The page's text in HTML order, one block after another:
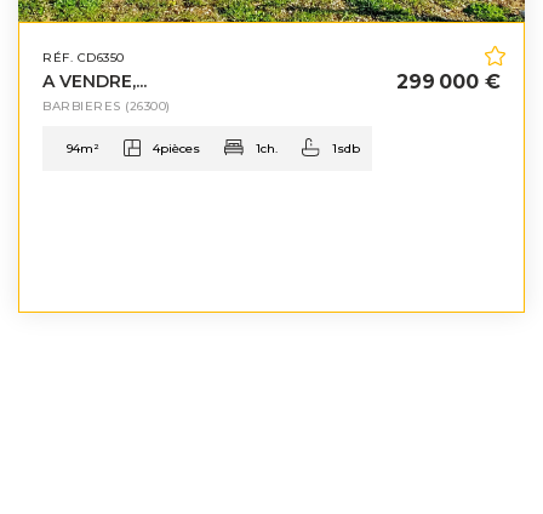
RÉF. CD6350
A VENDRE,...
BARBIERES (26300)
299 000 €
94m² 4pièces 1ch. 1sdb